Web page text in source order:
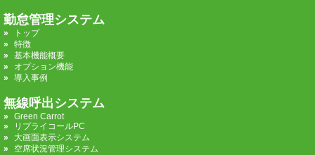
勤怠管理システム
トップ
特徴
基本機能概要
オプション機能
導入事例
無線呼出システム
Green Carrot
リプライコールPC
大画面表示システム
空席状況管理システム